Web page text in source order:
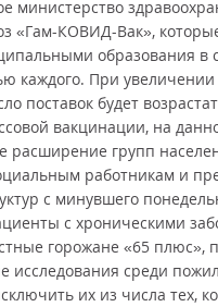
министерство
«Гам-КОВИД-Вак»,
образования в
каждого. При увеличении
поставок будет
вакцинации, на
расширение групп
работникам и
с минувшего
с хроническими
горожане «65 плюс»,
исследования среди
их из числа тех,